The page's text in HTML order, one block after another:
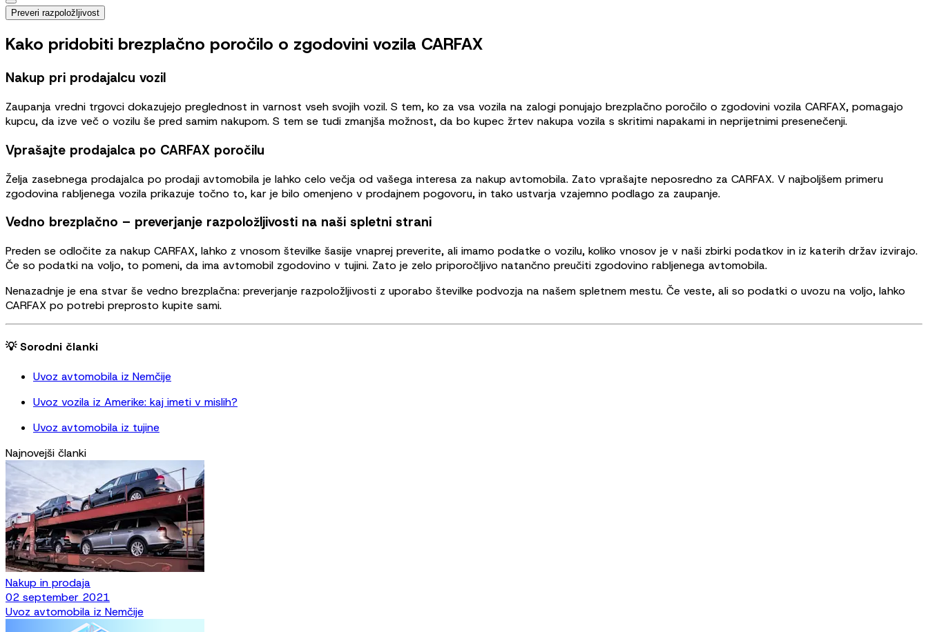
Preveri razpoložljivost
Kako pridobiti brezplačno poročilo o zgodovini vozila CARFAX
Nakup pri prodajalcu vozil
Zaupanja vredni trgovci dokazujejo preglednost in varnost vseh svojih vozil. S tem, ko za vsa vozila na zalogi ponujajo brezplačno poročilo o zgodovini vozila CARFAX, pomagajo
kupcu, da izve več o vozilu še pred samim nakupom. S tem se tudi zmanjša možnost, da bo kupec žrtev nakupa vozila s skritimi napakami in neprijetnimi presenečenji.
Vprašajte prodajalca po CARFAX poročilu
Želja zasebnega prodajalca po prodaji avtomobila je lahko celo večja od vašega interesa za nakup avtomobila. Zato vprašajte neposredno za CARFAX. V najboljšem primeru
zgodovina rabljenega vozila prikazuje točno to, kar je bilo omenjeno v prodajnem pogovoru, in tako ustvarja vzajemno podlago za zaupanje.
Vedno brezplačno – preverjanje razpoložljivosti na naši spletni strani
Preden se odločite za nakup CARFAX, lahko z vnosom številke šasije vnaprej preverite, ali imamo podatke o vozilu, koliko vnosov je v naši zbirki podatkov in iz katerih držav izvirajo.
Če so podatki na voljo, to pomeni, da ima avtomobil zgodovino v tujini. Zato je zelo priporočljivo natančno preučiti zgodovino rabljenega avtomobila.
Nenazadnje je ena stvar še vedno brezplačna: preverjanje razpoložljivosti z uporabo številke podvozja na našem spletnem mestu. Če veste, ali so podatki o uvozu na voljo, lahko
CARFAX po potrebi preprosto kupite sami.
💡 Sorodni članki
Uvoz avtomobila iz Nemčije
Uvoz vozila iz Amerike: kaj imeti v mislih?
Uvoz avtomobila iz tujine
Najnovejši članki
Nakup in prodaja
02 september 2021
Uvoz avtomobila iz Nemčije